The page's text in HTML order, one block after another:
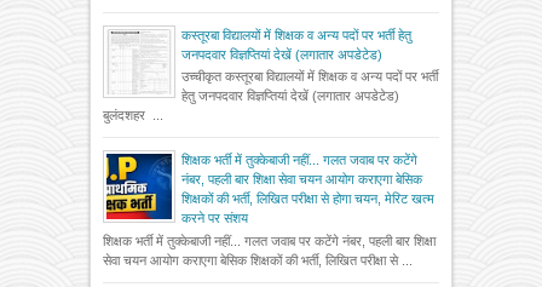
कस्तूरबा विद्यालयों में शिक्षक व अन्य पदों पर भर्ती हेतु
जनपदवार विज्ञप्तियां देखें (लगातार अपडेटेड)
उच्चीकृत कस्तूरबा विद्यालयों में शिक्षक व अन्य पदों पर भर्ती
हेतु जनपदवार विज्ञप्तियां देखें (लगातार अपडेटेड)
बुलंदशहर ...
शिक्षक भर्ती में तुक्केबाजी नहीं... गलत जवाब पर कटेंगे
नंबर, पहली बार शिक्षा सेवा चयन आयोग कराएगा बेसिक
शिक्षकों की भर्ती, लिखित परीक्षा से होगा चयन, मेरिट खत्म
करने पर संशय
शिक्षक भर्ती में तुक्केबाजी नहीं... गलत जवाब पर कटेंगे नंबर, पहली बार शिक्षा
सेवा चयन आयोग कराएगा बेसिक शिक्षकों की भर्ती, लिखित परीक्षा से ...